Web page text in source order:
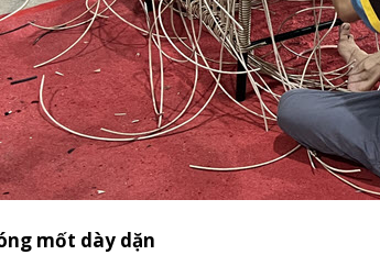
mốt dày dặn